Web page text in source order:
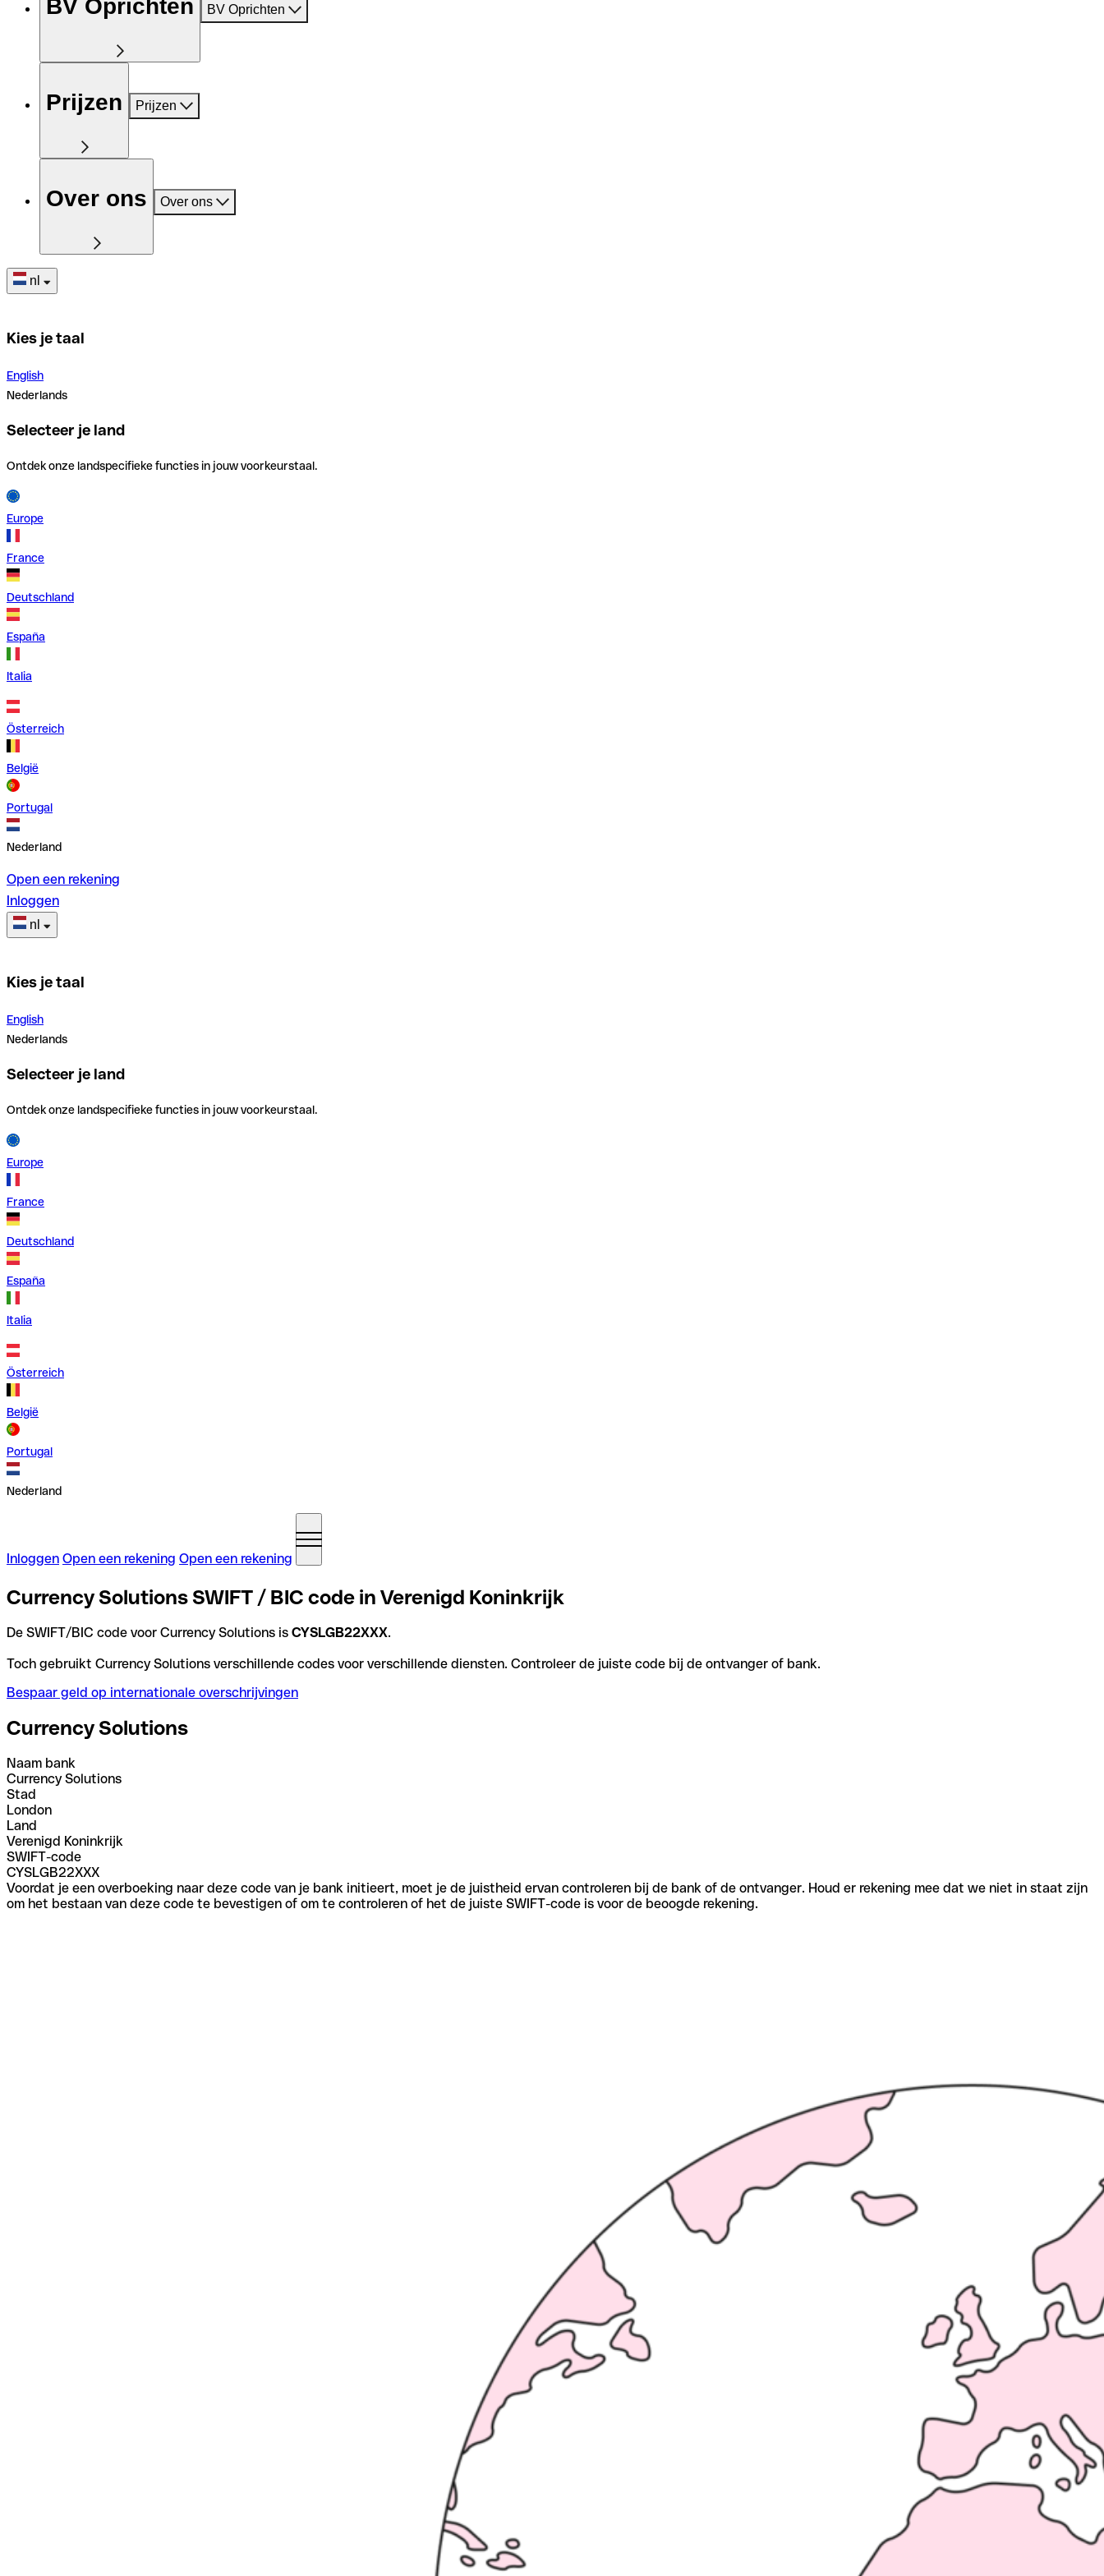
BV Oprichten BV Oprichten
Prijzen Prijzen
Over ons Over ons
nl
Kies je taal
English
Nederlands
Selecteer je land
Ontdek onze landspecifieke functies in jouw voorkeurstaal.
Europe
France
Deutschland
España
Italia
Österreich
België
Portugal
Nederland
Open een rekening
Inloggen
nl
Kies je taal
English
Nederlands
Selecteer je land
Ontdek onze landspecifieke functies in jouw voorkeurstaal.
Europe
France
Deutschland
España
Italia
Österreich
België
Portugal
Nederland
Inloggen Open een rekening Open een rekening
Currency Solutions SWIFT / BIC code in Verenigd Koninkrijk
De SWIFT/BIC code voor Currency Solutions is CYSLGB22XXX.
Toch gebruikt Currency Solutions verschillende codes voor verschillende diensten. Controleer de juiste code bij de ontvanger of bank.
Bespaar geld op internationale overschrijvingen
Currency Solutions
Naam bank
Currency Solutions
Stad
London
Land
Verenigd Koninkrijk
SWIFT-code
CYSLGB22XXX
Voordat je een overboeking naar deze code van je bank initieert, moet je de juistheid ervan controleren bij de bank of de ontvanger. Houd er rekening mee dat we niet in staat zijn
om het bestaan van deze code te bevestigen of om te controleren of het de juiste SWIFT-code is voor de beoogde rekening.